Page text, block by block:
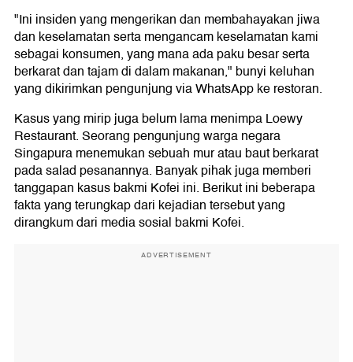
"Ini insiden yang mengerikan dan membahayakan jiwa
dan keselamatan serta mengancam keselamatan kami
sebagai konsumen, yang mana ada paku besar serta
berkarat dan tajam di dalam makanan," bunyi keluhan
yang dikirimkan pengunjung via WhatsApp ke restoran.
Kasus yang mirip juga belum lama menimpa Loewy
Restaurant. Seorang pengunjung warga negara
Singapura menemukan sebuah mur atau baut berkarat
pada salad pesanannya. Banyak pihak juga memberi
tanggapan kasus bakmi Kofei ini. Berikut ini beberapa
fakta yang terungkap dari kejadian tersebut yang
dirangkum dari media sosial bakmi Kofei.
ADVERTISEMENT